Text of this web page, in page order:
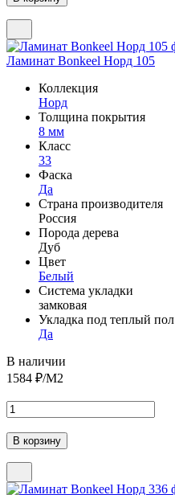
Ламинат Bonkeel Норд 105
Коллекция
Норд
Толщина покрытия
8 мм
Класс
33
Фаска
Да
Страна производителя
Россия
Порода дерева
Дуб
Цвет
Белый
Система укладки
замковая
Укладка под теплый пол
Да
В наличии
1584 ₽/М2